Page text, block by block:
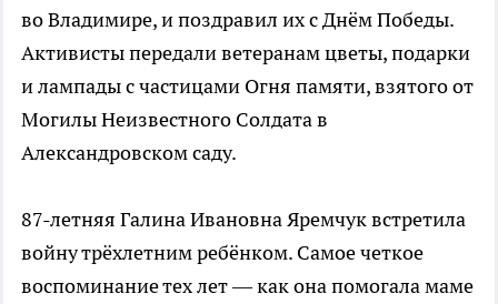
во Владимире, и поздравил их с Днём Победы.
Активисты передали ветеранам цветы, подарки
и лампады с частицами Огня памяти, взятого от
Могилы Неизвестного Солдата в
Александровском саду.
87-летняя Галина Ивановна Яремчук встретила
войну трёхлетним ребёнком. Самое четкое
воспоминание тех лет — как она помогала маме